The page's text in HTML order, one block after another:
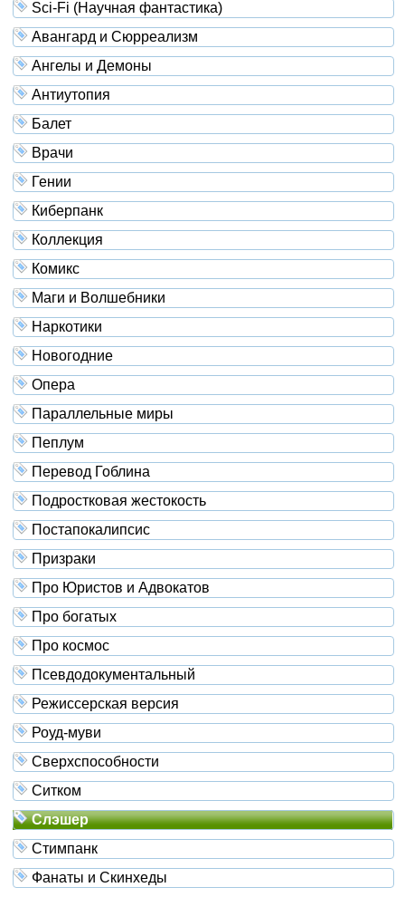
Sci-Fi (Научная фантастика)
Авангард и Сюрреализм
Ангелы и Демоны
Антиутопия
Балет
Врачи
Гении
Киберпанк
Коллекция
Комикс
Маги и Волшебники
Наркотики
Новогодние
Опера
Параллельные миры
Пеплум
Перевод Гоблина
Подростковая жестокость
Постапокалипсис
Призраки
Про Юристов и Адвокатов
Про богатых
Про космос
Псевдодокументальный
Режиссерская версия
Роуд-муви
Сверхспособности
Ситком
Слэшер
Стимпанк
Фанаты и Скинхеды